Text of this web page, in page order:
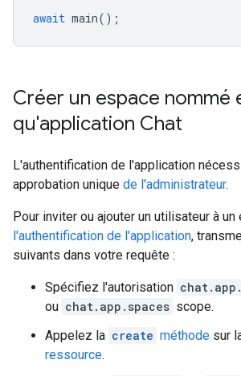
await main();
Créer un espace nommé
qu'application Chat
L'authentification de l'application
approbation unique de l'administrateur.
Pour inviter ou ajouter un utilisateur à un
l'authentification de l'application,
suivants dans votre requête :
Spécifiez l'autorisation
ou chat.app.spaces scope.
Appelez la create méthode sur
ressource.